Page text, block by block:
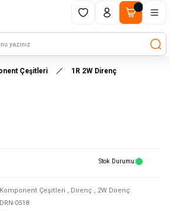
ET - TASARLA - ÇALIŞTIR
Çeşitleri 1R 2W Direnç
Stok Durumu
Komponent Çeşitleri , Direnç , 2W Direnç
DRN-0518